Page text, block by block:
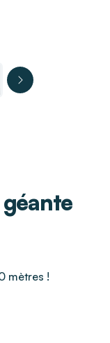
mètres !